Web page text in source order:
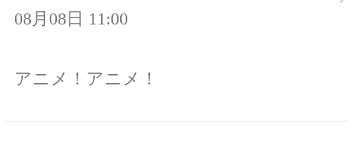
08月08日 11:00
アニメ！アニメ！